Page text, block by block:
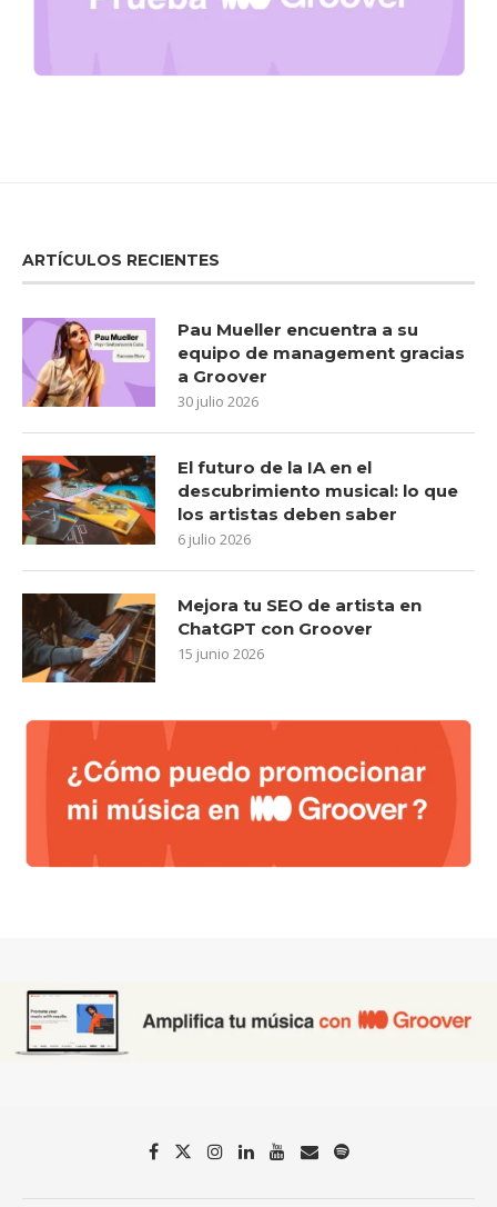
ARTÍCULOS RECIENTES
Pau Mueller encuentra a su
equipo de management gracias
a Groover
30 julio 2026
El futuro de la IA en el
descubrimiento musical: lo que
los artistas deben saber
6 julio 2026
Mejora tu SEO de artista en
ChatGPT con Groover
15 junio 2026